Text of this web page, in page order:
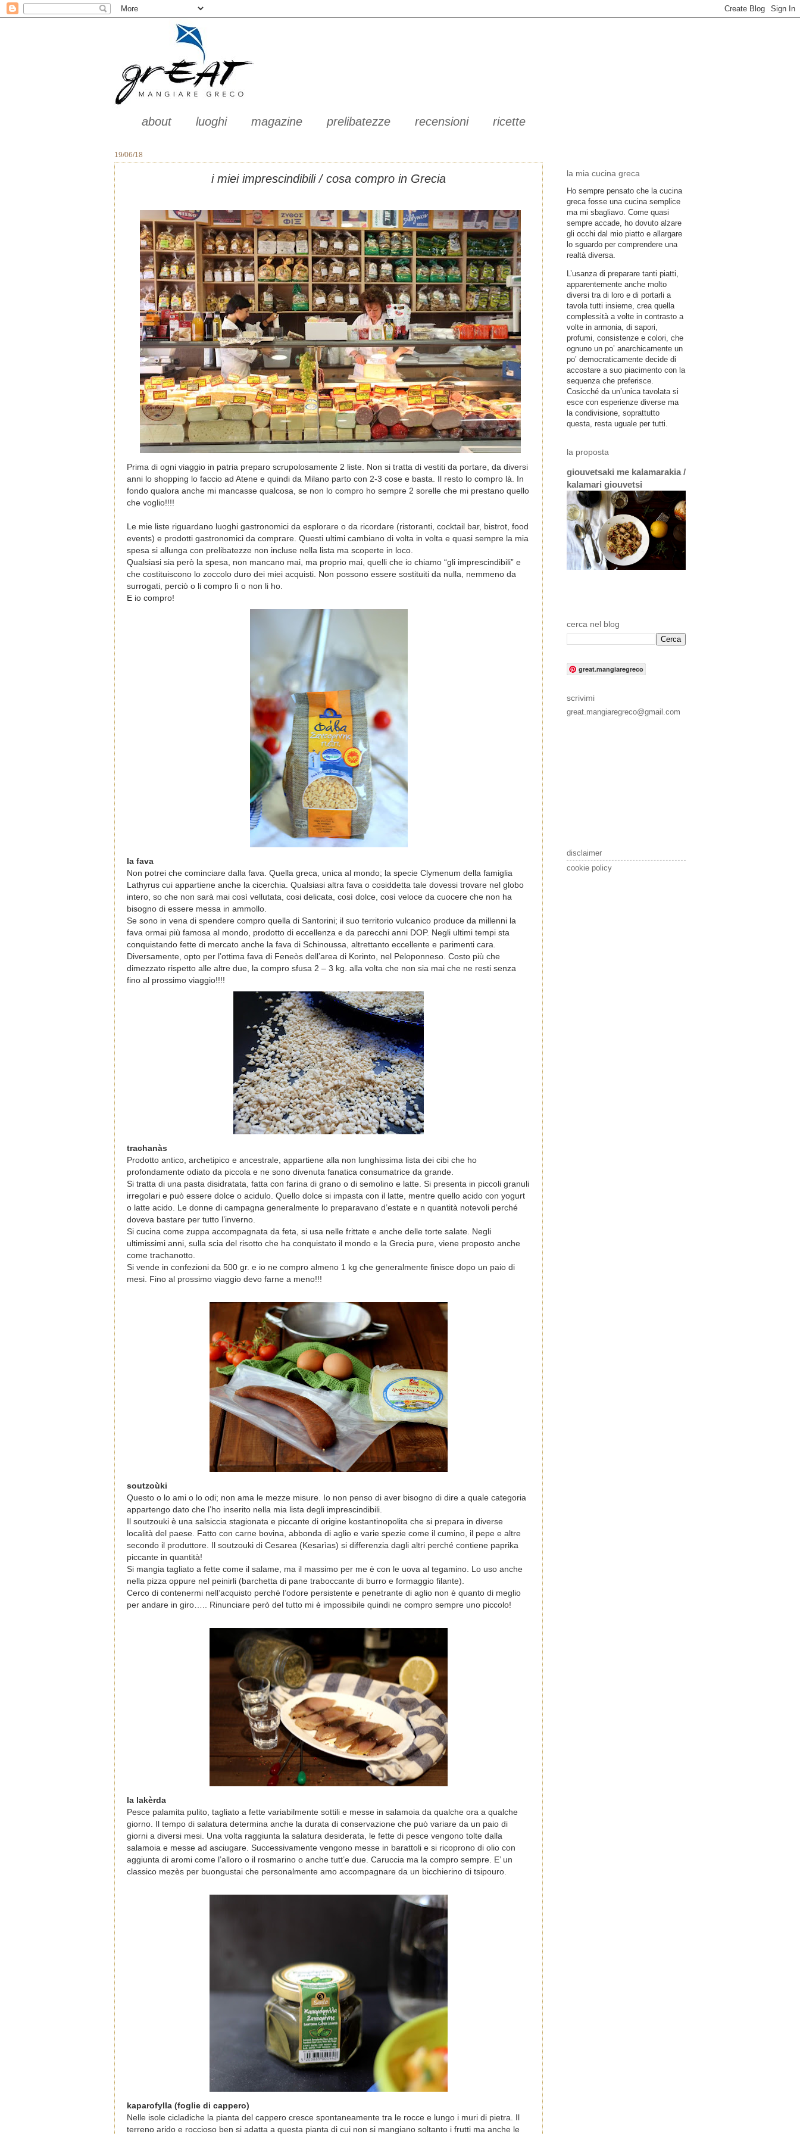
about luoghi magazine prelibatezze recensioni ricette
19/06/18
i miei imprescindibili / cosa compro in Grecia
Prima di ogni viaggio in patria preparo scrupolosamente 2 liste. Non si tratta di vestiti da portare, da diversi
anni lo shopping lo faccio ad Atene e quindi da Milano parto con 2-3 cose e basta. Il resto lo compro là. In
fondo qualora anche mi mancasse qualcosa, se non lo compro ho sempre 2 sorelle che mi prestano quello
che voglio!!!!
Le mie liste riguardano luoghi gastronomici da esplorare o da ricordare (ristoranti, cocktail bar, bistrot, food
events) e prodotti gastronomici da comprare. Questi ultimi cambiano di volta in volta e quasi sempre la mia
spesa si allunga con prelibatezze non incluse nella lista ma scoperte in loco.
Qualsiasi sia però la spesa, non mancano mai, ma proprio mai, quelli che io chiamo “gli imprescindibili” e
che costituiscono lo zoccolo duro dei miei acquisti. Non possono essere sostituiti da nulla, nemmeno da
surrogati, perciò o li compro lì o non li ho.
E io compro!
la fava
Non potrei che cominciare dalla fava. Quella greca, unica al mondo; la specie Clymenum della famiglia
Lathyrus cui appartiene anche la cicerchia. Qualsiasi altra fava o cosiddetta tale dovessi trovare nel globo
intero, so che non sarà mai così vellutata, cosi delicata, così dolce, così veloce da cuocere che non ha
bisogno di essere messa in ammollo.
Se sono in vena di spendere compro quella di Santorini; il suo territorio vulcanico produce da millenni la
fava ormai più famosa al mondo, prodotto di eccellenza e da parecchi anni DOP. Negli ultimi tempi sta
conquistando fette di mercato anche la fava di Schinoussa, altrettanto eccellente e parimenti cara.
Diversamente, opto per l’ottima fava di Feneòs dell’area di Korinto, nel Peloponneso. Costo più che
dimezzato rispetto alle altre due, la compro sfusa 2 – 3 kg. alla volta che non sia mai che ne resti senza
fino al prossimo viaggio!!!!
trachanàs
Prodotto antico, archetipico e ancestrale, appartiene alla non lunghissima lista dei cibi che ho
profondamente odiato da piccola e ne sono divenuta fanatica consumatrice da grande.
Si tratta di una pasta disidratata, fatta con farina di grano o di semolino e latte. Si presenta in piccoli granuli
irregolari e può essere dolce o acidulo. Quello dolce si impasta con il latte, mentre quello acido con yogurt
o latte acido. Le donne di campagna generalmente lo preparavano d’estate e n quantità notevoli perché
doveva bastare per tutto l’inverno.
Si cucina come zuppa accompagnata da feta, si usa nelle frittate e anche delle torte salate. Negli
ultimissimi anni, sulla scia del risotto che ha conquistato il mondo e la Grecia pure, viene proposto anche
come trachanotto.
Si vende in confezioni da 500 gr. e io ne compro almeno 1 kg che generalmente finisce dopo un paio di
mesi. Fino al prossimo viaggio devo farne a meno!!!
soutzoùki
Questo o lo ami o lo odi; non ama le mezze misure. Io non penso di aver bisogno di dire a quale categoria
appartengo dato che l’ho inserito nella mia lista degli imprescindibili.
Il soutzouki è una salsiccia stagionata e piccante di origine kostantinopolita che si prepara in diverse
località del paese. Fatto con carne bovina, abbonda di aglio e varie spezie come il cumino, il pepe e altre
secondo il produttore. Il soutzouki di Cesarea (Kesarìas) si differenzia dagli altri perché contiene paprika
piccante in quantità!
Si mangia tagliato a fette come il salame, ma il massimo per me è con le uova al tegamino. Lo uso anche
nella pizza oppure nel peinirli (barchetta di pane traboccante di burro e formaggio filante).
Cerco di contenermi nell’acquisto perché l’odore persistente e penetrante di aglio non è quanto di meglio
per andare in giro….. Rinunciare però del tutto mi è impossibile quindi ne compro sempre uno piccolo!
la lakèrda
Pesce palamita pulito, tagliato a fette variabilmente sottili e messe in salamoia da qualche ora a qualche
giorno. Il tempo di salatura determina anche la durata di conservazione che può variare da un paio di
giorni a diversi mesi. Una volta raggiunta la salatura desiderata, le fette di pesce vengono tolte dalla
salamoia e messe ad asciugare. Successivamente vengono messe in barattoli e si ricoprono di olio con
aggiunta di aromi come l’alloro o il rosmarino o anche tutt’e due. Caruccia ma la compro sempre. E’ un
classico mezès per buongustai che personalmente amo accompagnare da un bicchierino di tsipouro.
kaparofylla (foglie di cappero)
Nelle isole cicladiche la pianta del cappero cresce spontaneamente tra le rocce e lungo i muri di pietra. Il
terreno arido e roccioso ben si adatta a questa pianta di cui non si mangiano soltanto i frutti ma anche le
la mia cucina greca
Ho sempre pensato che la cucina
greca fosse una cucina semplice
ma mi sbagliavo. Come quasi
sempre accade, ho dovuto alzare
gli occhi dal mio piatto e allargare
lo sguardo per comprendere una
realtà diversa.
L’usanza di preparare tanti piatti,
apparentemente anche molto
diversi tra di loro e di portarli a
tavola tutti insieme, crea quella
complessità a volte in contrasto a
volte in armonia, di sapori,
profumi, consistenze e colori, che
ognuno un po’ anarchicamente un
po’ democraticamente decide di
accostare a suo piacimento con la
sequenza che preferisce.
Cosicché da un’unica tavolata si
esce con esperienze diverse ma
la condivisione, soprattutto
questa, resta uguale per tutti.
la proposta
giouvetsaki me kalamarakia /
kalamari giouvetsi
cerca nel blog
great.mangiaregreco
scrivimi
great.mangiaregreco@gmail.com
disclaimer
cookie policy